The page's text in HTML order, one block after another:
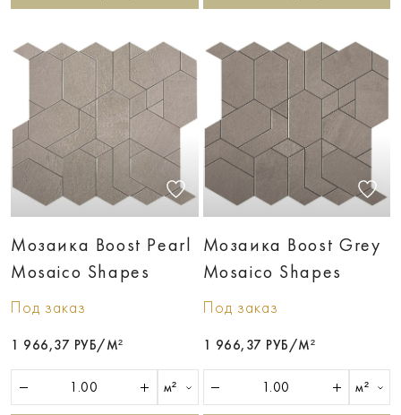
Мозаика Boost Pearl
Mosaico Shapes
Под заказ
1 966,37 РУБ/М²
м²
Мозаика Boost Grey
Mosaico Shapes
Под заказ
1 966,37 РУБ/М²
м²